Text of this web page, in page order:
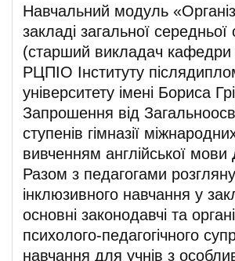
Навчальний модуль
закладі загальної
(старший викладач кафедри
РЦПІО Інституту
університету імені Бориса
Запрошення від
ступенів гімназії
вивченням англійської
Разом з педагогами
інклюзивного навчання у
основні законодавчі та
психолого-педагогічного
навчання для учнів з